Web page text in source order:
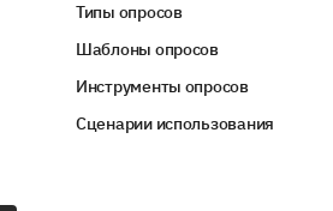
Типы опросов
Шаблоны опросов
Инструменты опросов
Сценарии использования